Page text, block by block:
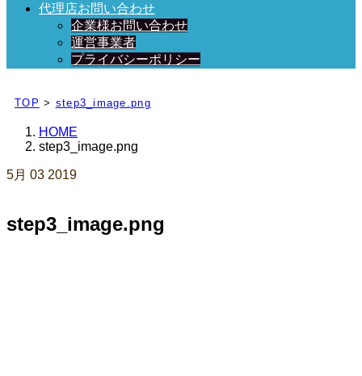
代理店お問い合わせ
企業様お問い合わせ
運営事業者
プライバシーポリシー
TOP > step3_image.png
HOME
step3_image.png
5月 03 2019
step3_image.png